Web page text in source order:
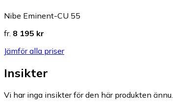
Nibe Eminent-CU 55
fr. 8 195 kr
Jämför alla priser
Insikter
Vi har inga insikter för den här produkten ännu.